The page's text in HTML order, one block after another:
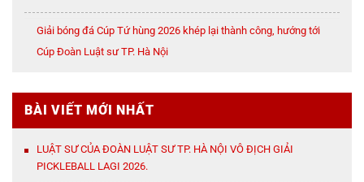
NỘI
Giải bóng đá Cúp Tứ hùng 2026 khép lại thành công, hướng tới
Cúp Đoàn Luật sư TP. Hà Nội
BÀI VIẾT MỚI NHẤT
LUẬT SƯ CỦA ĐOÀN LUẬT SƯ TP. HÀ NỘI VÔ ĐỊCH GIẢI
PICKLEBALL LAGI 2026.